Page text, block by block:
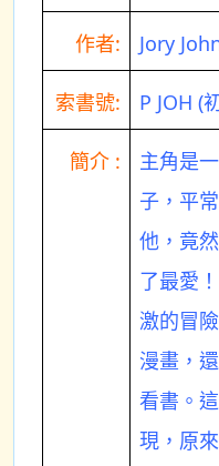
作者: Jory
索書號: P JOH (
簡介 :
主角是
子，平
他，竟
了最愛
激的冒
漫畫，
看書。
現，原